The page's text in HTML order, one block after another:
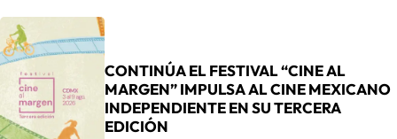
CONTINÚA EL FESTIVAL “CINE AL
MARGEN” IMPULSA AL CINE MEXICANO
INDEPENDIENTE EN SU TERCERA
EDICIÓN